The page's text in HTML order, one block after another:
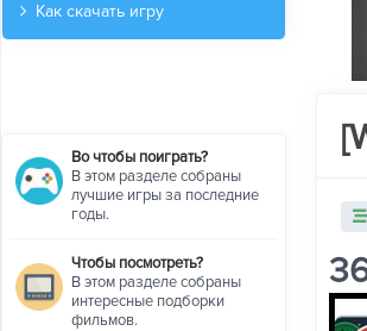
Как скачать игру
Во чтобы поиграть?
В этом разделе собраны
лучшие игры за последние
годы.
Чтобы посмотреть?
В этом разделе собраны
интересные подборки
фильмов.